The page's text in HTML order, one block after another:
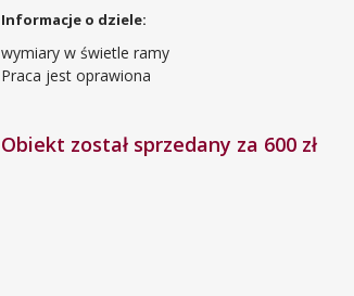
Informacje o dziele:
wymiary w świetle ramy
Praca jest oprawiona
Obiekt został sprzedany za 600 zł